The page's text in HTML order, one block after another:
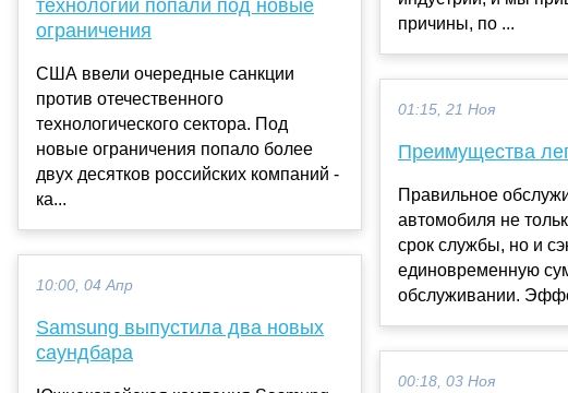
технологий попали под новые
ограничения
США ввели очередные санкции
против отечественного
технологического сектора. Под
новые ограничения попало более
двух десятков российских компаний -
ка...
10:00, 04 Апр
Samsung выпустила два новых
саундбара
причины, по ...
01:15, 21 Ноя
Преимущества
Правильное
автомобиля не
срок службы, но и
единовременную
обслуживании.
00:18, 03 Ноя